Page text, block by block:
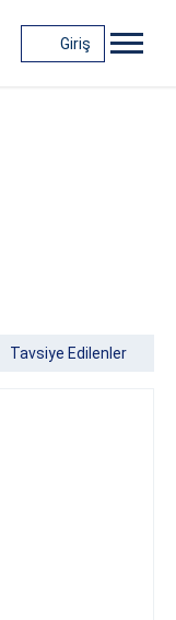
Giriş
Tavsiye Edilenler